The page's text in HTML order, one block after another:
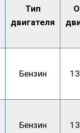
Тип
двигателя
Бензин
Бензин